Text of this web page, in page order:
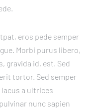
eros pede semper
Morbi purus libero,
gravida id, est. Sed
tortor. Sed semper
a ultrices
nunc sapien